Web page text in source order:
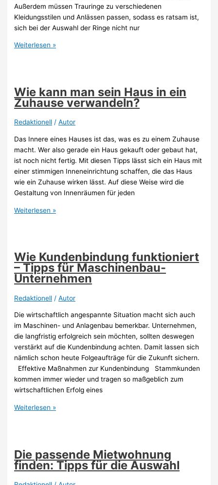
Außerdem müssen Trauringe zu verschiedenen
Kleidungsstilen und Anlässen passen, sodass es ratsam ist,
sich bei der Auswahl der Ringe nicht nur
Klassische
entscheiden
sich
für
Gold
Weiterlesen »
Wie kann man sein Haus in ein
Zuhause verwandeln?
Redaktionell /Autor
Das Innere eines Hauses ist das, was es zu einem Zuhause
macht. Wer also gerade ein Haus gekauft oder gebaut hat,
ist noch nicht fertig. Mit diesen Tipps lässt sich ein Haus mit
einer stimmigen Inneneinrichtung schaffen, die das Haus
wie ein Zuhause wirken lässt. Auf diese Weise wird die
Gestaltung von Innenräumen für jeden
Wie
Haus
in
ein
Zuhause
verwandeln?
Weiterlesen »
Wie Kundenbindung funktioniert
– Tipps für Maschinenbau-
Unternehmen
Redaktionell /Autor
Die wirtschaftlich angespannte Situation macht sich auch
im Maschinen- und Anlagenbau bemerkbar. Unternehmen,
die langfristig erfolgreich sein möchten, sollten deswegen
verstärkt auf die Kundenbindung achten. Damit lassen sich
nämlich schon heute Folgeaufträge für die Zukunft sichern.
Effektive Maßnahmen zur Kundenbindung Stammkunden
kommen immer wieder und tragen so maßgeblich zum
wirtschaftlichen Erfolg eines
Wie
Tipps
für
Maschinenbau-
Unternehmen
Weiterlesen »
Die passende Mietwohnung
finden: Tipps für die Auswahl